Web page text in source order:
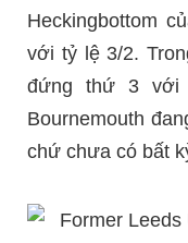
Heckingbottom
với tỷ lệ 3/2.
đứng thứ 3 với
Bournemouth
chứ chưa có bất